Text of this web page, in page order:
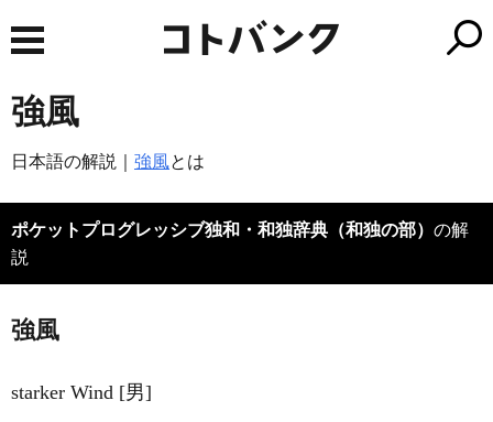
強風
日本語の解説｜ 強風とは
ポケットプログレッシブ独和・和独辞典（和独の部） の解
説
強風
starker Wind [男]